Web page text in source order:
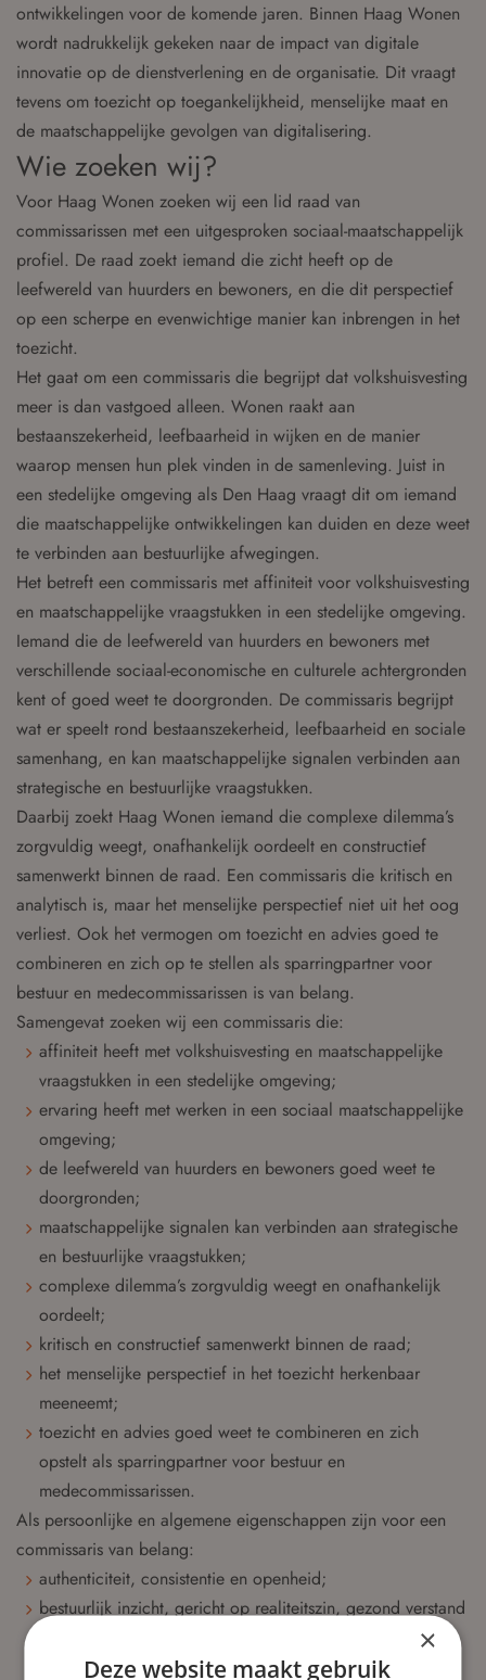
ontwikkelingen voor de komende jaren. Binnen Haag Wonen
wordt nadrukkelijk gekeken naar de impact van digitale
innovatie op de dienstverlening en de organisatie. Dit vraagt
tevens om toezicht op toegankelijkheid, menselijke maat en
de maatschappelijke gevolgen van digitalisering.
Wie zoeken wij?
Voor Haag Wonen zoeken wij een lid raad van
commissarissen met een uitgesproken sociaal-maatschappelijk
profiel. De raad zoekt iemand die zicht heeft op de
leefwereld van huurders en bewoners, en die dit perspectief
op een scherpe en evenwichtige manier kan inbrengen in het
toezicht.
Het gaat om een commissaris die begrijpt dat volkshuisvesting
meer is dan vastgoed alleen. Wonen raakt aan
bestaanszekerheid, leefbaarheid in wijken en de manier
waarop mensen hun plek vinden in de samenleving. Juist in
een stedelijke omgeving als Den Haag vraagt dit om iemand
die maatschappelijke ontwikkelingen kan duiden en deze weet
te verbinden aan bestuurlijke afwegingen.
Het betreft een commissaris met affiniteit voor volkshuisvesting
en maatschappelijke vraagstukken in een stedelijke omgeving.
Iemand die de leefwereld van huurders en bewoners met
verschillende sociaal-economische en culturele achtergronden
kent of goed weet te doorgronden. De commissaris begrijpt
wat er speelt rond bestaanszekerheid, leefbaarheid en sociale
samenhang, en kan maatschappelijke signalen verbinden aan
strategische en bestuurlijke vraagstukken.
Daarbij zoekt Haag Wonen iemand die complexe dilemma’s
zorgvuldig weegt, onafhankelijk oordeelt en constructief
samenwerkt binnen de raad. Een commissaris die kritisch en
analytisch is, maar het menselijke perspectief niet uit het oog
verliest. Ook het vermogen om toezicht en advies goed te
combineren en zich op te stellen als sparringpartner voor
bestuur en medecommissarissen is van belang.
Samengevat zoeken wij een commissaris die:
affiniteit heeft met volkshuisvesting en maatschappelijke
vraagstukken in een stedelijke omgeving;
ervaring heeft met werken in een sociaal maatschappelijke
omgeving;
de leefwereld van huurders en bewoners goed weet te
doorgronden;
maatschappelijke signalen kan verbinden aan strategische
en bestuurlijke vraagstukken;
complexe dilemma’s zorgvuldig weegt en onafhankelijk
oordeelt;
kritisch en constructief samenwerkt binnen de raad;
het menselijke perspectief in het toezicht herkenbaar
meeneemt;
toezicht en advies goed weet te combineren en zich
opstelt als sparringpartner voor bestuur en
medecommissarissen.
Als persoonlijke en algemene eigenschappen zijn voor een
commissaris van belang:
authenticiteit, consistentie en openheid;
bestuurlijk inzicht, gericht op realiteitszin, gezond verstand
strategisch inzicht;
×
Deze website maakt gebruik